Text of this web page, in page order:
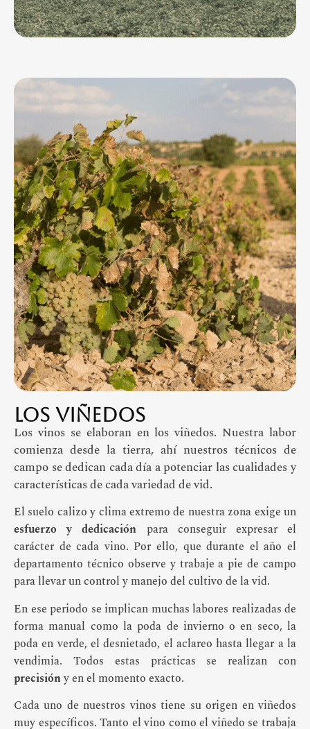
lOS VIÑEDOS
Los vinos se elaboran en los viñedos. Nuestra labor
comienza desde la tierra, ahí nuestros técnicos de
campo se dedican cada día a potenciar las cualidades y
características de cada variedad de vid.
El suelo calizo y clima extremo de nuestra zona exige un
esfuerzo y dedicación para conseguir expresar el
carácter de cada vino. Por ello, que durante el año el
departamento técnico observe y trabaje a pie de campo
para llevar un control y manejo del cultivo de la vid.
En ese periodo se implican muchas labores realizadas de
forma manual como la poda de invierno o en seco, la
poda en verde, el desnietado, el aclareo hasta llegar a la
vendimia. Todos estas prácticas se realizan con
precisióny en el momento exacto.
Cada uno de nuestros vinos tiene su origen en viñedos
muy específicos. Tanto el vino como el viñedo se trabaja